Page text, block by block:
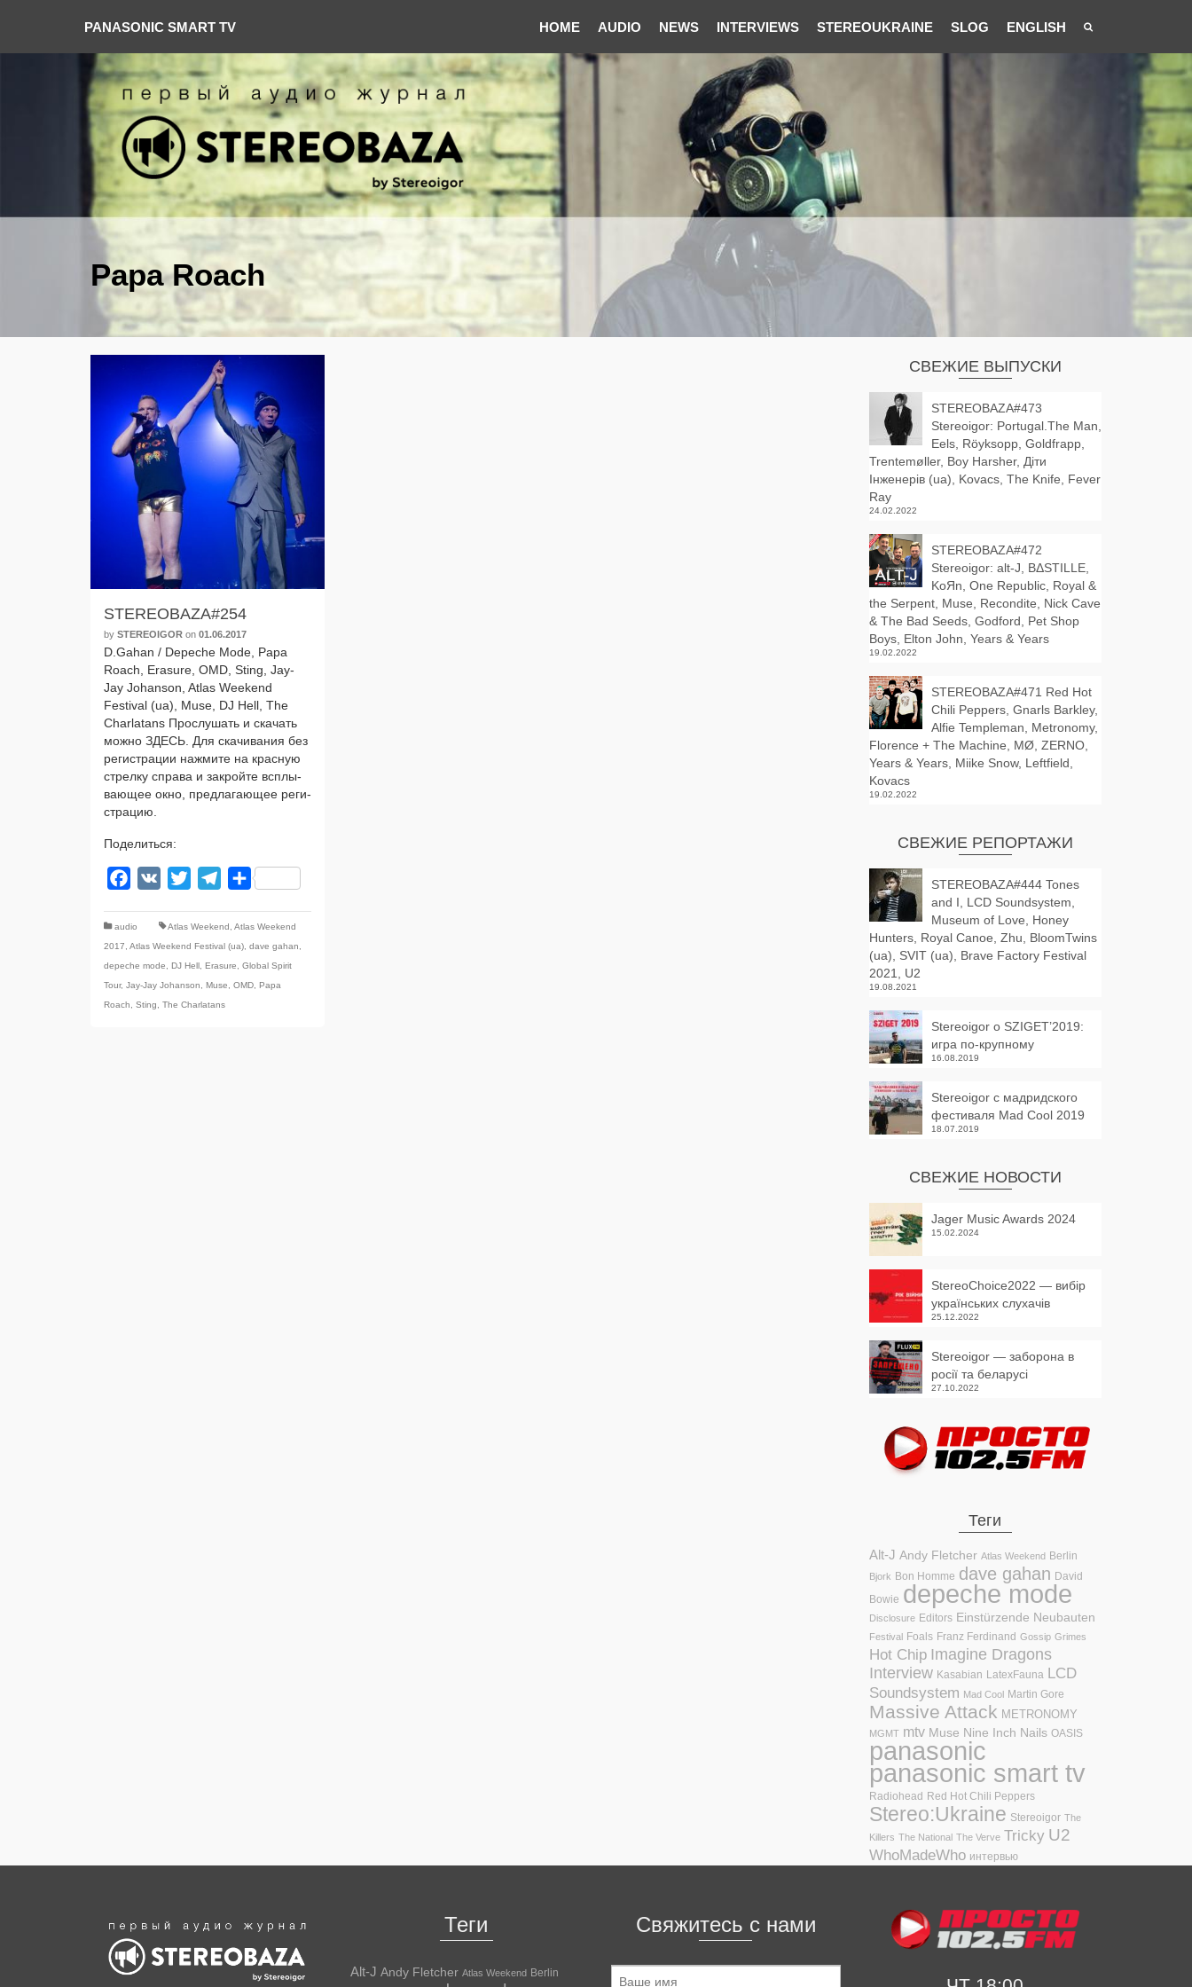
PANASONIC SMART TV HOME AUDIO NEWS INTERVIEWS STEREOUKRAINE SLOG ENGLISH
Papa Roach
STEREOBAZA#254
by STEREOIGOR on 01.06.2017
D.Gahan / Depeche Mode, Papa
Roach, Erasure, OMD, Sting, Jay-
Jay Johanson, Atlas Weekend
Festival (ua), Muse, DJ Hell, The
Charlatans Прослушать и ска­чать
мож­но ЗДЕСЬ. Для ска­чи­ва­ния без
реги­стра­ции нажми­те на крас­ную
стрел­ку спра­ва и закрой­те всплы­
ва­ю­щее окно, пред­ла­га­ю­щее реги­
стра­цию.
Поделиться:
Facebook
VK Twitter TelegramОтправить
audio Atlas Weekend Atlas Weekend
2017 Atlas Weekend Festival (ua) dave gahan
depeche mode
DJ Hell Erasure
Global Spirit
Tour, Jay-Jay Johanson Muse OMD Papa
Roach
Sting The Charlatans
СВЕЖИЕ ВЫПУСКИ
STEREOBAZA#473
Stereoigor: Portugal.The Man,
Eels, Röyksopp, Goldfrapp,
Trentemøller, Boy Harsher, Діти
Інженерів (ua), Kovacs, The Knife, Fever
Ray
24.02.2022
STEREOBAZA#472
Stereoigor: alt‑J, BΔSTILLE,
KoЯn, One Republic, Royal &
the Serpent, Muse, Recondite, Nick Cave
& The Bad Seeds, Godford, Pet Shop
Boys, Elton John, Years & Years
19.02.2022
STEREOBAZA#471 Red Hot
Chili Peppers, Gnarls Barkley,
Alfie Templeman, Metronomy,
Florence + The Machine, MØ, ZERNO,
Years & Years, Miike Snow, Leftfield,
Kovacs
19.02.2022
СВЕЖИЕ РЕПОРТАЖИ
STEREOBAZA#444 Tones
and I, LCD Soundsystem,
Museum of Love, Honey
Hunters, Royal Canoe, Zhu, BloomTwins
(ua), SVIT (ua), Brave Factory Festival
2021, U2
19.08.2021
Stereoigor о SZIGET’2019:
игра по-крупному
16.08.2019
Stereoigor с мадридского
фестиваля Mad Cool 2019
18.07.2019
СВЕЖИЕ НОВОСТИ
Jager Music Awards 2024
15.02.2024
StereoChoice2022 — вибір
українських слухачів
25.12.2022
Stereoigor — заборона в
росії та беларусі
27.10.2022
Теги
Alt-J Andy Fletcher Atlas Weekend Berlin
Bjork Bon Homme dave gahan David
Bowie depeche mode
Disclosure Editors Einstürzende Neubauten
Festival Foals Franz Ferdinand Gossip Grimes
Hot Chip Imagine Dragons
Interview Kasabian LatexFauna LCD
Soundsystem Mad Cool Martin Gore
Massive Attack METRONOMY
MGMT mtv Muse Nine Inch Nails OASIS
panasonic
panasonic smart tv
Radiohead Red Hot Chili Peppers
Stereo:Ukraine Stereoigor The
Killers The National The Verve Tricky U2
WhoMadeWho интервью
Теги
Alt-J Andy Fletcher Atlas Weekend Berlin
Свяжитесь с нами